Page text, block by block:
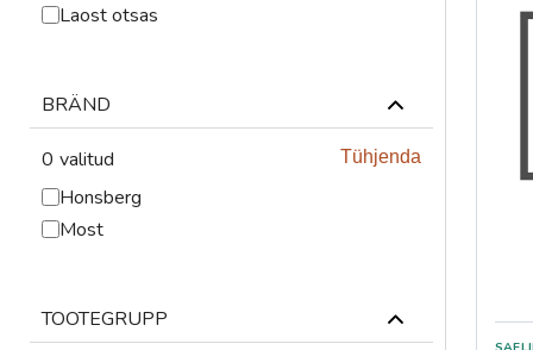
KEEVITUSLAUD JA
RAKISTUS
PLASMALÕIKUS
GAASILÕIKUS
Laost otsas
BRÄND
0 valitud Tühjenda
Honsberg
Most
TOOTEGRUPP